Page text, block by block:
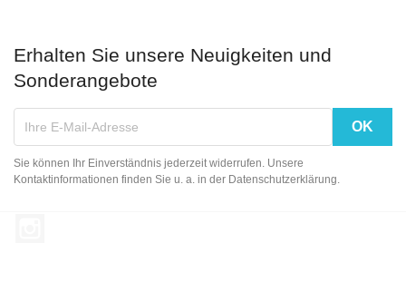
Erhalten Sie unsere Neuigkeiten und
Sonderangebote
Sie können Ihr Einverständnis jederzeit widerrufen. Unsere
Kontaktinformationen finden Sie u. a. in der Datenschutzerklärung.